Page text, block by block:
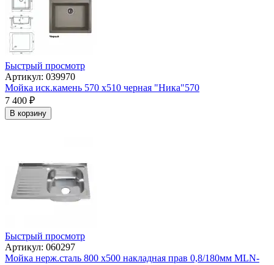
Быстрый просмотр
Артикул: 039970
Мойка иск.камень 570 x510 черная "Ника"570
7 400 ₽
В корзину
Быстрый просмотр
Артикул: 060297
Мойка нерж.сталь 800 х500 накладная прав 0,8/180мм MLN-